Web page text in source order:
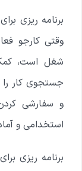
برنامه ریزی
وقتی کارجو
شغل است،
جستجوی کار را
و سفارشی
استخدامی و
برنامه ریزی